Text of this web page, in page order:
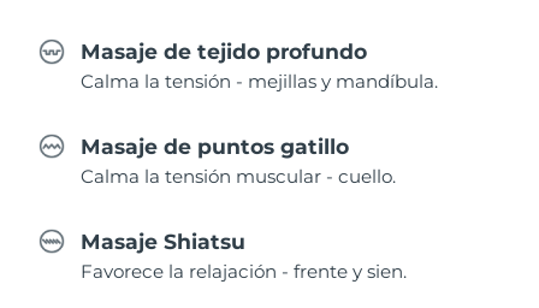
Masaje de tejido profundo
Calma la tensión - mejillas y mandíbula.
Masaje de puntos gatillo
Calma la tensión muscular - cuello.
Masaje Shiatsu
Favorece la relajación - frente y sien.